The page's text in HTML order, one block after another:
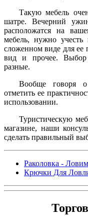
Такую мебель
шатре. Вечерний
расположатся на
мебель, нужно
сложенном виде для ее
вид и прочее. Выбор
разные.
Вообще говоря о
отметить ее
использовании.
Туристическую
магазине, наши
сделать правильный
Раколовка -
Крючки Для